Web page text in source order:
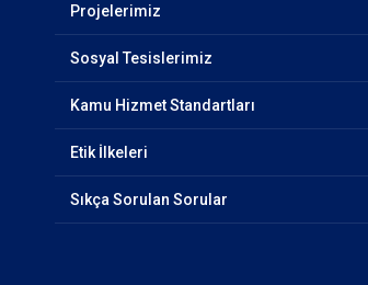
Projelerimiz
Sosyal Tesislerimiz
Kamu Hizmet Standartları
Etik İlkeleri
Sıkça Sorulan Sorular